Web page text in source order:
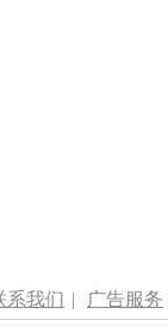
系我们 | 广告服务